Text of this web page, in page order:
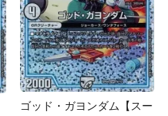
ゴッド・ガヨンダム【スー